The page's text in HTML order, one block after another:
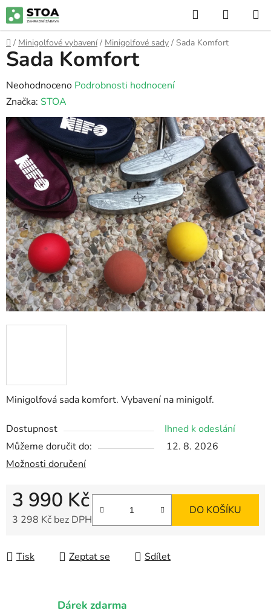
Přejít
na
obsah
Hledat
KOŠÍK
Domů
/ Minigolfové vybavení / Minigolfové sady / Sada Komfort
Minigolfová sada komfort. Vybavení na minigolf.
Dostupnost
Ihned k odeslání
Můžeme doručit do:
12. 8. 2026
Možnosti doručení
3 990 Kč
3 298 Kč bez DPH
DO KOŠÍKU
Tisk Zeptat se Sdílet
Sada Komfort
Průměrné
hodnocení
produktu
je
z
5
hvězdiček.
Neohodnoceno Podrobnosti hodnocení
Značka: STOA
Dárek zdarma